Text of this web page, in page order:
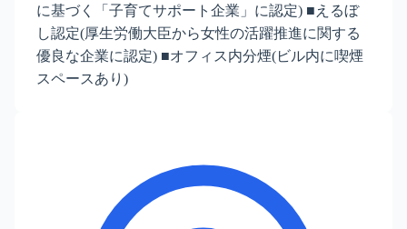
に基づく「子育てサポート企業」に認定) ■えるぼ
し認定(厚生労働大臣から女性の活躍推進に関する
優良な企業に認定) ■オフィス内分煙(ビル内に喫煙
スペースあり)